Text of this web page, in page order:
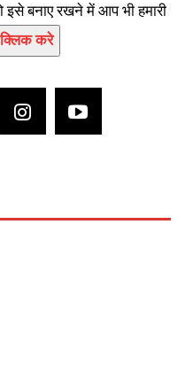
इसे बनाए रखने में आप भी हमारी
करे